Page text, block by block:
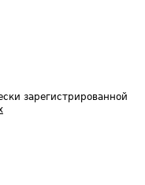
зарегистрированной